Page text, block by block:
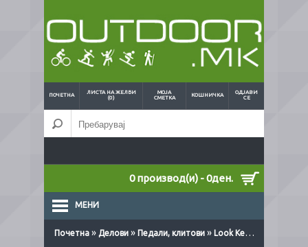
ПОЧЕТНА
ЛИСТА НА ЖЕЛБИ
(0)
МОЈА
СМЕТКА
КОШНИЧКА
ОДЈАВИ
СЕ
0 производ(и) - 0ден.
МЕНИ
Почетна » Делови » Педали, клитови » Look Keo 3